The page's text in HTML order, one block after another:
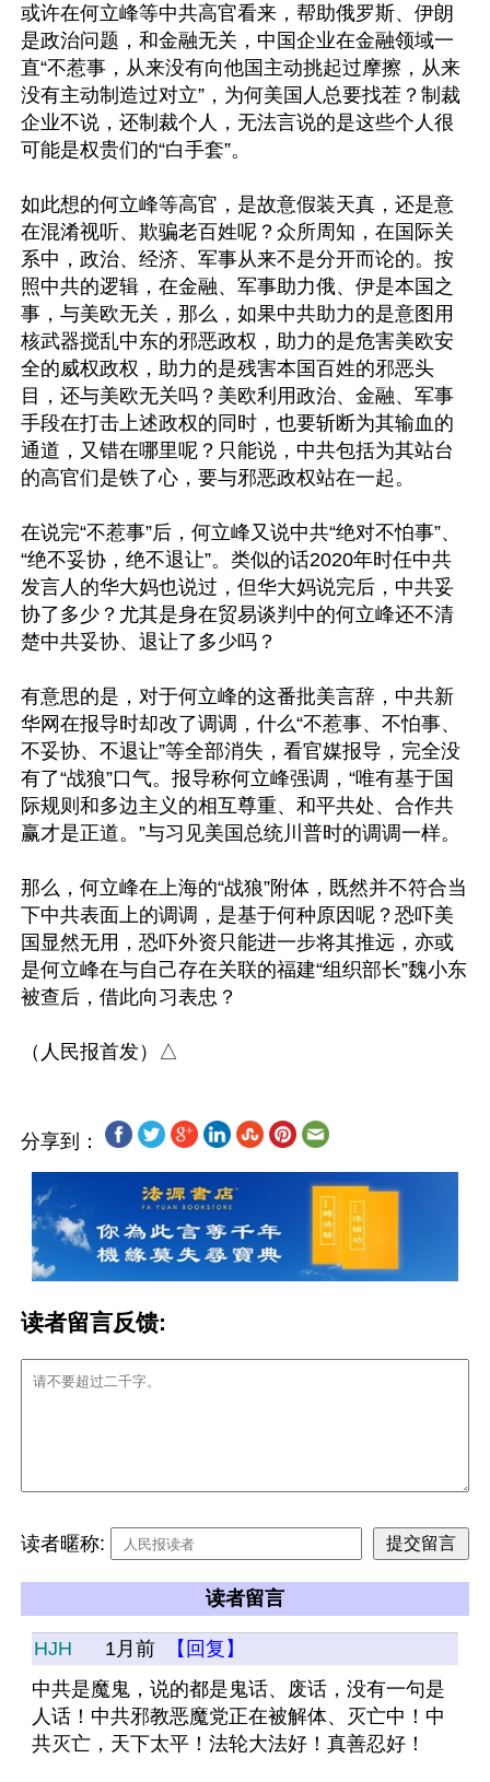
或许在何立峰等中共高官看来，帮助俄罗斯、伊朗
是政治问题，和金融无关，中国企业在金融领域一
直“不惹事，从来没有向他国主动挑起过摩擦，从来
没有主动制造过对立”，为何美国人总要找茬？制裁
企业不说，还制裁个人，无法言说的是这些个人很
可能是权贵们的“白手套”。
如此想的何立峰等高官，是故意假装天真，还是意
在混淆视听、欺骗老百姓呢？众所周知，在国际关
系中，政治、经济、军事从来不是分开而论的。按
照中共的逻辑，在金融、军事助力俄、伊是本国之
事，与美欧无关，那么，如果中共助力的是意图用
核武器搅乱中东的邪恶政权，助力的是危害美欧安
全的威权政权，助力的是残害本国百姓的邪恶头
目，还与美欧无关吗？美欧利用政治、金融、军事
手段在打击上述政权的同时，也要斩断为其输血的
通道，又错在哪里呢？只能说，中共包括为其站台
的高官们是铁了心，要与邪恶政权站在一起。
在说完“不惹事”后，何立峰又说中共“绝对不怕事”、
“绝不妥协，绝不退让”。类似的话2020年时任中共
发言人的华大妈也说过，但华大妈说完后，中共妥
协了多少？尤其是身在贸易谈判中的何立峰还不清
楚中共妥协、退让了多少吗？
有意思的是，对于何立峰的这番批美言辞，中共新
华网在报导时却改了调调，什么“不惹事、不怕事、
不妥协、不退让”等全部消失，看官媒报导，完全没
有了“战狼”口气。报导称何立峰强调，“唯有基于国
际规则和多边主义的相互尊重、和平共处、合作共
赢才是正道。”与习见美国总统川普时的调调一样。
那么，何立峰在上海的“战狼”附体，既然并不符合当
下中共表面上的调调，是基于何种原因呢？恐吓美
国显然无用，恐吓外资只能进一步将其推远，亦或
是何立峰在与自己存在关联的福建“组织部长”魏小东
被查后，借此向习表忠？
分享到：
读者留言反馈:
读者暱称:
读者留言
HJH 1月前
【回复】
中共是魔鬼，说的都是鬼话、废话，没有一句是
人话！中共邪教恶魔党正在被解体、灭亡中！中
共灭亡，天下太平！法轮大法好！真善忍好！